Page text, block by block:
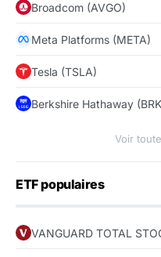
Broadcom (AVGO)
Meta Platforms (META)
Tesla (TSLA)
Berkshire Hathaway
Voir
ETF populaires
VANGUARD TOTAL